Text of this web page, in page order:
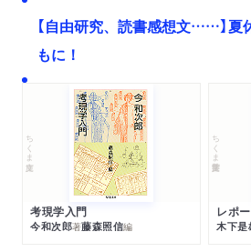
【自由研究、読書感想文……】夏
もに！
ちくま文庫
考現学入門
今和次郎著藤森照信編
ちくま学芸文庫
レポ
木下是